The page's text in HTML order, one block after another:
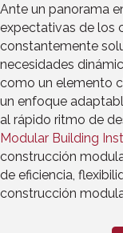
Ante un panorama
expectativas de los
constantemente
necesidades
como un elemento
un enfoque
al rápido ritmo de
Modular Building
construcción
de eficiencia,
construcción